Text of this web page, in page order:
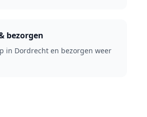
bezorgen
in Dordrecht en bezorgen weer